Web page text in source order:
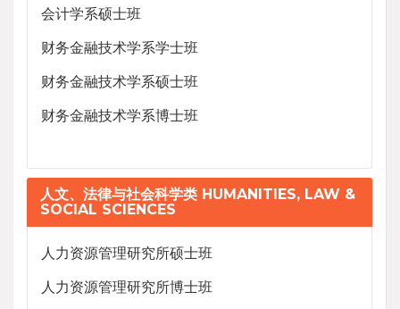
会计学系硕士班
财务金融技术学系学士班
财务金融技术学系硕士班
财务金融技术学系博士班
人文、法律与社会科学类 HUMANITIES, LAW &
SOCIAL SCIENCES
人力资源管理研究所硕士班
人力资源管理研究所博士班